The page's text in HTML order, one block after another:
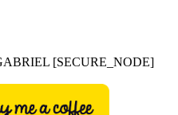
[SECURE_NODE]